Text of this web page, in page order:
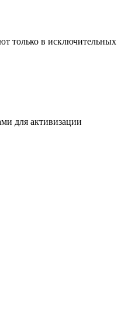
только в исключительных
для активизации